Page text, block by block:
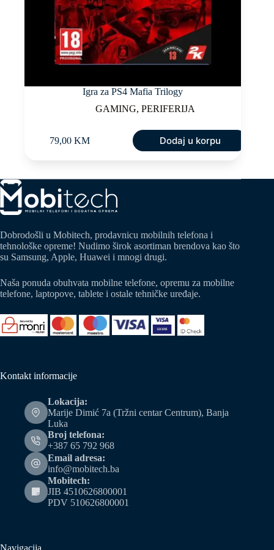
Igra za PS4 Mafia Trilogy
GAMING, PERIFERIJA
79,00 KM Dodaj u korpu
Dobrodošli u Mobitech, prodavnicu mobilnih telefona i
tehnološke opreme! Nudimo širok asortiman brendova kao što
su Samsung, Apple, Huawei i mnogi drugi.
Naša ponuda obuhvata mobilne telefone, opremu za mobilne
telefone, laptopove, tablete i ostale tehničke uređaje.
Kontakt informacije
Lokacija:
Marije Dimić 7a (Tržni centar Centrum), Banja
Luka
Broj telefona:
+387 65 792 968
Email adresa:
info@mobitech.ba
Mobitech:
JIB 4510626800001
PDV 510626800001
Navigacija